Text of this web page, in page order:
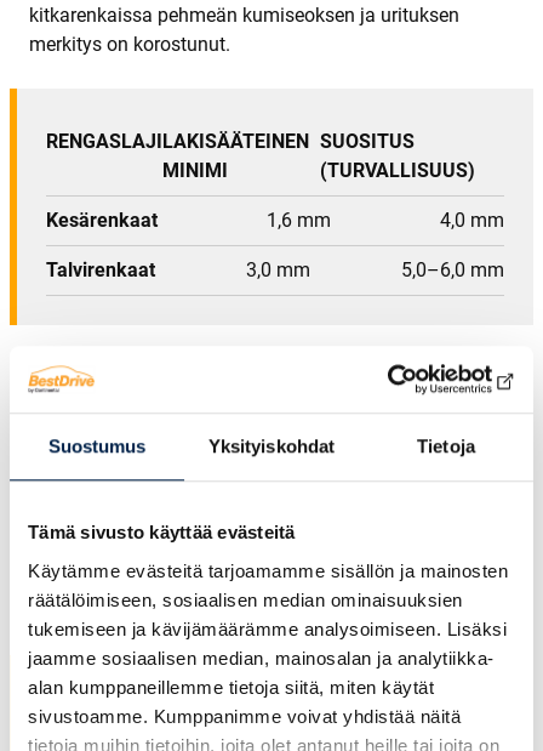
Suostumus Yksityiskohdat Tietoja
Tämä sivusto käyttää evästeitä
Käytämme evästeitä tarjoamamme sisällön ja mainosten
räätälöimiseen, sosiaalisen median ominaisuuksien
tukemiseen ja kävijämäärämme analysoimiseen. Lisäksi
jaamme sosiaalisen median, mainosalan ja analytiikka-
alan kumppaneillemme tietoja siitä, miten käytät
sivustoamme. Kumppanimme voivat yhdistää näitä
tietoja muihin tietoihin, joita olet antanut heille tai joita on
kitkarenkaissa pehmeän kumiseoksen ja urituksen
merkitys on korostunut.
RENGASLAJI LAKISÄÄTEINEN
MINIMI
SUOSITUS
(TURVALLISUUS)
Kesärenkaat 1,6 mm 4,0 mm
Talvirenkaat 3,0 mm 5,0–6,0 mm
Kun renkaan pinta lähestyy suositeltua vaihtorajaa, on
aika kääntyä asiantuntijan puoleen ja hankkia uudet
ennakoiden on paitsi turvallisuusteko, myös
taloudellisesti järkevää: tuore kumiseos tarjoaa
jarrutusmatkan ja hiljaisemman ajoäänen, mikä
parantaa matkustusmukavuutta ja vähentää auton
kokonaiskulutusta.
Urasyvyyden mittaaminen
käytännössä: työkalut ja